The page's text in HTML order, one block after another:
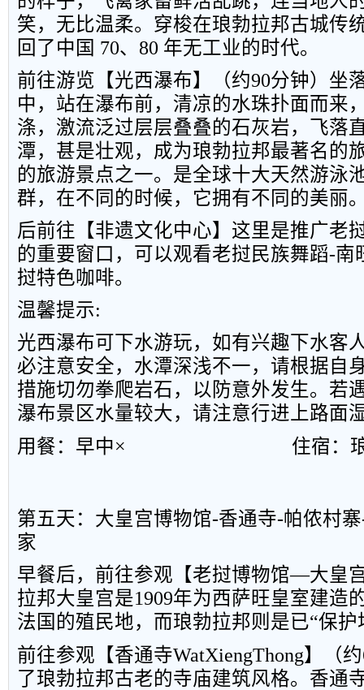
笑，无比温柔。穿梭在琅勃拉邦古城传
回了中国 70、 80 年无工业的时代。
前往游览【光西瀑布】（约90分钟）坐
中，站在瀑布前，清凉的水珠扑面而来
涤，激流泛过层层叠叠的石灰岩，飞落
潭，甚是壮观，成为琅勃拉邦最著名的
的旅游景点之一。是全球十大天然游泳
群，在不同的时候，它拥有不同的美丽
后前往【非遗文化中心】这里是推广老
的重要窗口，可以观看老挝民族舞蹈-南
挝特色咖啡。
温馨提示:
光西瀑布可下水游玩，如有兴趣下水客
必注意安全，水潭深浅不一，请根据自
措施切勿拳爬岩石，以防意外发生。若
瀑布景区水量较大，请注意行进上路面
用餐：早中×
住宿：
第五天：大皇宫博物馆-香通寺-帕侬村寨
家
早餐后，前往参观【老挝博物馆—大皇
拉邦大皇宫是1909年为西萨旺皇室建造
法国的殖民地，而琅勃拉邦则是已“保
前往参观【香通寺WatXiengThong】（约
了琅勃拉邦古老的寺庙建筑风格。香通